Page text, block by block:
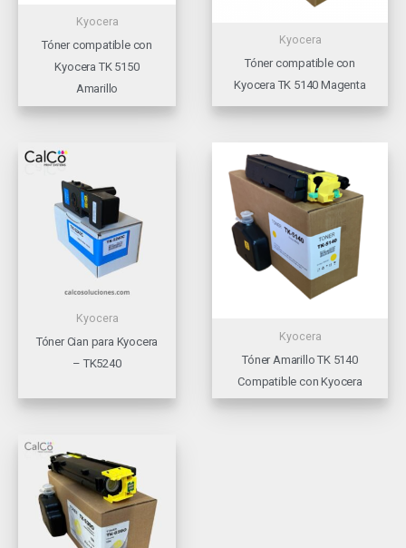
Kyocera
Tóner compatible con
Kyocera TK 5150
Amarillo
Kyocera
Tóner compatible con
Kyocera TK 5140 Magenta
Kyocera
Tóner Cian para Kyocera
– TK5240
Kyocera
Tóner Amarillo TK 5140
Compatible con Kyocera